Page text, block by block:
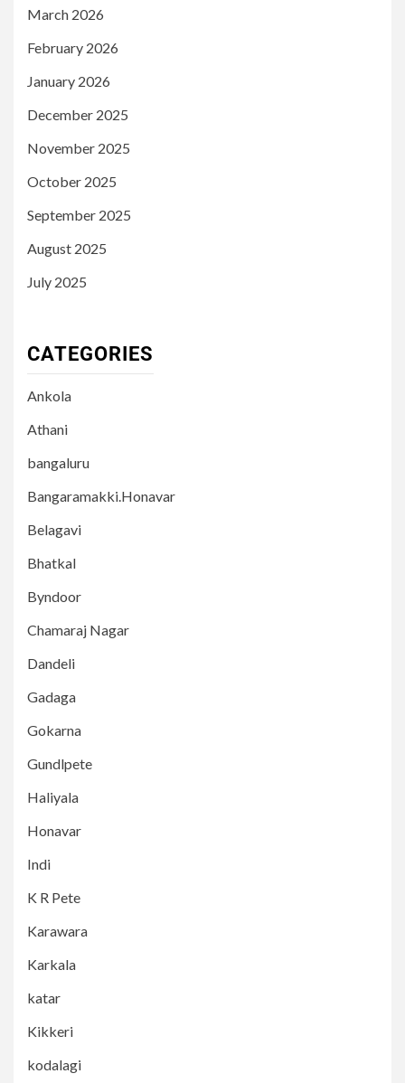
March 2026
February 2026
January 2026
December 2025
November 2025
October 2025
September 2025
August 2025
July 2025
CATEGORIES
Ankola
Athani
bangaluru
Bangaramakki.Honavar
Belagavi
Bhatkal
Byndoor
Chamaraj Nagar
Dandeli
Gadaga
Gokarna
Gundlpete
Haliyala
Honavar
Indi
K R Pete
Karawara
Karkala
katar
Kikkeri
kodalagi